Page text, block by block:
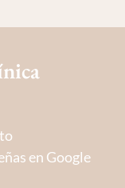
en Google